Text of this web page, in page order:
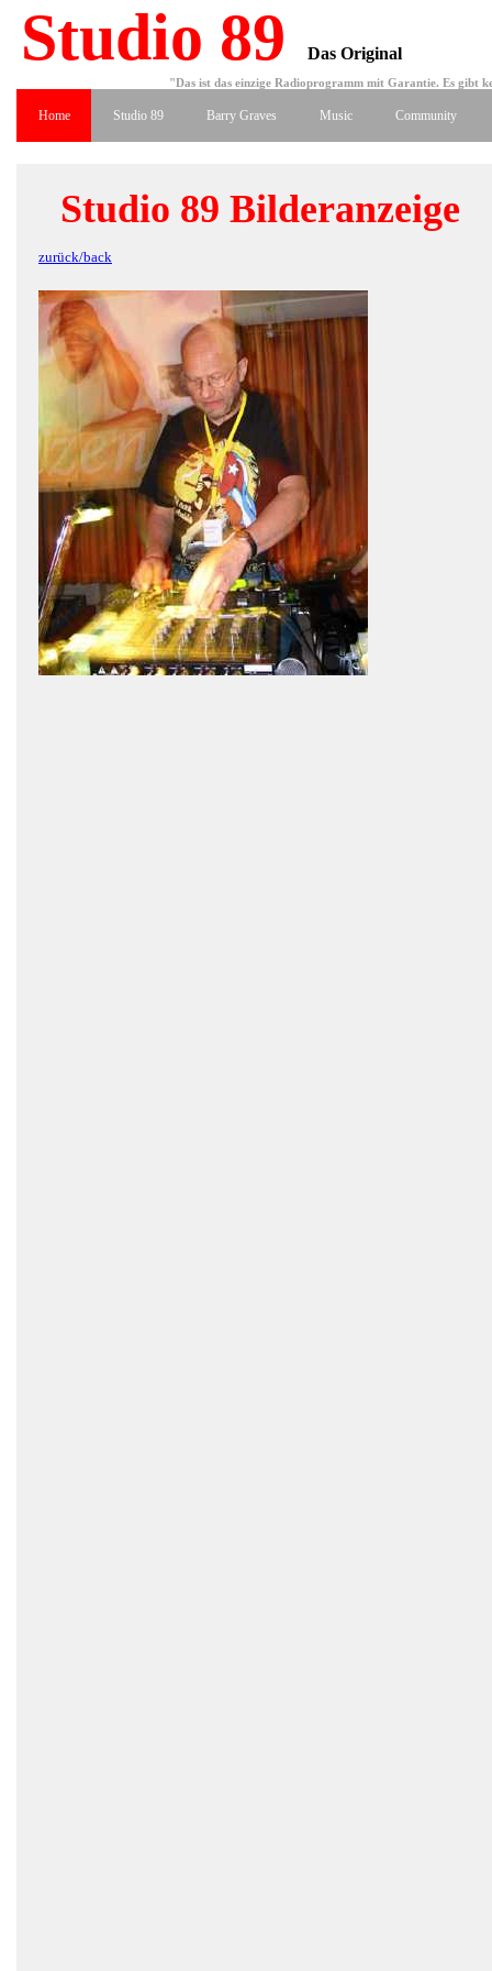
Studio 89 Das Original
"Das ist das einzige Radioprogramm mit Garantie. Es gibt
Home Studio 89 Barry Graves Music Community
Studio 89 Bilderanzeige
zurück/back